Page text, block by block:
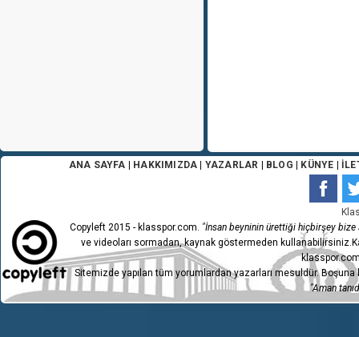
ANA SAYFA HAKKIMIZDA YAZARLAR BLOG KÜNYE
Copyleft 2015 - klasspor.com. "İnsan beyninin ürettiği hiçbirşey bize
ve videoları sormadan, kaynak göstermeden
Sitemizde yapılan tüm yorumlardan yazarları mesuldür.
"Aman